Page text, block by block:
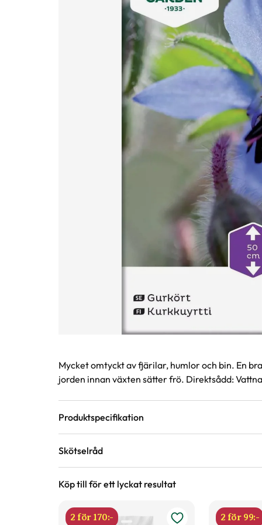
Produktinformation
Mycket omtyckt av fjärilar, humlor och bin. En
jorden innan växten sätter frö. Direktsådd:
Produktspecifikation
Förväntad sluthöjd
Blomfärg Blå
Skötselråd
Mognadstid Juni, Juli, Augusti, September
Köp till för ett lyckat resultat
2 för 170:- 2 för 99:-